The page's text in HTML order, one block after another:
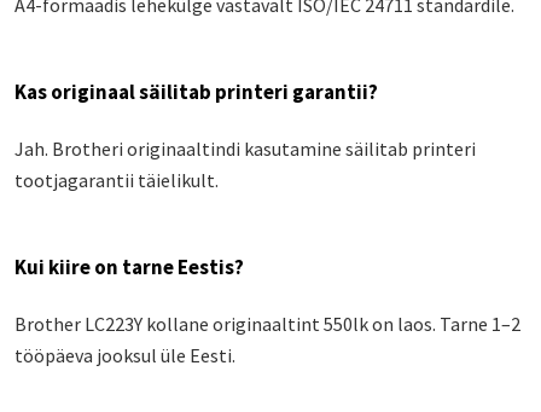
Kas originaal säilitab printeri garantii?
Jah. Brotheri originaaltindi kasutamine säilitab printeri
tootjagarantii täielikult.
Kui kiire on tarne Eestis?
Brother LC223Y kollane originaaltint 550lk on laos. Tarne 1–2
tööpäeva jooksul üle Eesti.